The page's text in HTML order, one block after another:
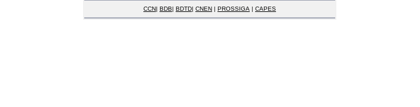
CCN| BDB| BDTD| CNEN | PROSSIGA | CAPES